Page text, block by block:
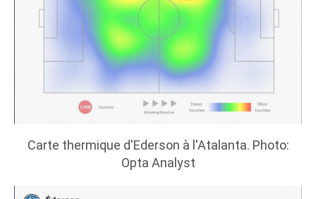
Carte thermique d'Ederson à l'Atalanta. Photo:
Opta Analyst